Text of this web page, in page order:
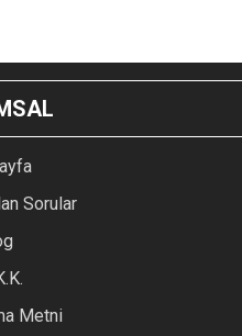
Sorular
Metni